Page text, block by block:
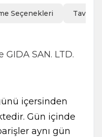
Seçenekleri Tavsiye
GIDA SAN. LTD.
içersinden
Gün içinde
aynı gün